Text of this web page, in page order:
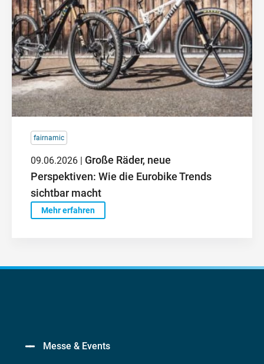
fairnamic
09.06.2026 | Große Räder, neue
Perspektiven: Wie die Eurobike Trends
sichtbar macht
Mehr erfahren
Messe & Events